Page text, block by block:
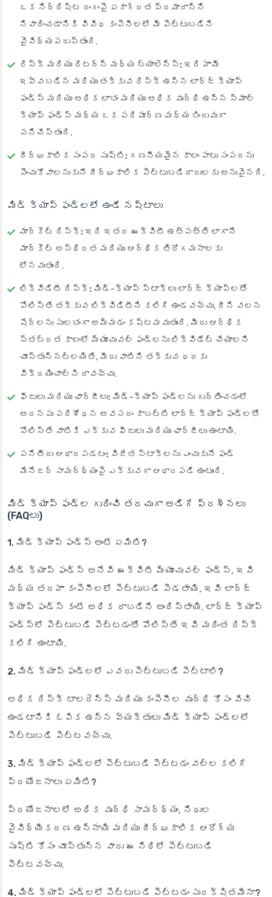
ఒక నిర్దిష్ట రంగంపై ఏకాగ్రత ప్రమాదాన్ని
నివారించడానికి వివిధ కంపెనీలలో మీ పెట్టుబడిని
వైవిధ్యపరుస్తుంది.
రిస్క్ మరియు రిటర్న్ మధ్య బ్యాలెన్స్: ఇది హామీ
ఇవ్వబడిన మరియు తక్కువ రిస్క్ ఉన్న లార్జ్ క్యాప్
ఫండ్స్ మరియు అధిక లాభం మరియు అధిక వృద్ధి ఉన్న స్మాల్
క్యాప్ ఫండ్స్ మధ్య ఒక పరిపూర్ణ మధ్య బిందువుగా
పనిచేస్తుంది.
దీర్ఘకాలిక సంపద సృష్టి: గణనీయమైన కాలం పాటు సంపదను
పెంచుకోవాలనుకునే దీర్ఘకాలిక పెట్టుబడిదారులకు అనువైనది.
మిడ్ క్యాప్ ఫండ్లలో ఉండే నష్టాలు
మార్కెట్ రిస్క్: ఇది ఇతర ఈక్విటీ ఉత్పత్తి లాగానే
మార్కెట్ అస్థిరత మరియు ఆర్థిక తిరోగమనాలకు
లోనవుతుంది.
లిక్విడిటీ రిస్క్: మిడ్-క్యాప్ స్టాక్‌లు లార్జ్ క్యాప్‌లతో
పోలిస్తే తక్కువ లిక్విడిటీని కలిగి ఉండవచ్చు, దీని వలన
షేర్లను సులభంగా అమ్మడం కష్టమవుతుంది. మీరు ఆర్థిక
స్తబ్దత కాలంలో మ్యూచువల్ ఫండ్లను లిక్విడేట్ చేయాలని
చూస్తున్నట్లయితే, మీరు వాటిని తక్కువ ధరకు
విక్రయించాల్సి రావచ్చు.
ఫీజులు మరియు ఛార్జీలు: మిడ్-క్యాప్ ఫండ్లను గుర్తించడంలో
అదనపు పరిశోధన అవసరం కాబట్టి లార్జ్ క్యాప్ ఫండ్లతో
పోలిస్తే వాటికి ఎక్కువ ఫీజులు మరియు ఛార్జీలు ఉంటాయి.
పనితీరు ఆధారపడటం: విజేత స్టాక్‌లను ఎంచుకునే ఫండ్
మేనేజర్ సామర్థ్యంపై ఎక్కువగా ఆధారపడి ఉంటుంది.
మిడ్ క్యాప్ ఫండ్ల గురించి తరచుగా అడిగే ప్రశ్నలు
(FAQలు)
1. మిడ్ క్యాప్ ఫండ్స్ అంటే ఏమిటి?
మిడ్ క్యాప్ ఫండ్స్ అనేవి ఈక్విటీ మ్యూచువల్ ఫండ్స్, ఇవి
మధ్య తరహా కంపెనీలలో పెట్టుబడి పెడతాయి, ఇవి లార్జ్
క్యాప్ ఫండ్స్ కంటే అధిక రాబడిని అందిస్తాయి. లార్జ్ క్యాప్
ఫండ్స్‌లో పెట్టుబడి పెట్టడంతో పోలిస్తే ఇవి మరింత రిస్క్
కలిగి ఉంటాయి.
2. మిడ్ క్యాప్ ఫండ్లలో ఎవరు పెట్టుబడి పెట్టాలి?
అధిక రిస్క్ టాలరెన్స్ మరియు కంపెనీల వృద్ధి కోసం వేచి
ఉండటానికి ఓపిక ఉన్న వ్యక్తులు మిడ్ క్యాప్ ఫండ్లలో
పెట్టుబడి పెట్టవచ్చు.
3. మిడ్ క్యాప్ ఫండ్లలో పెట్టుబడి పెట్టడం వల్ల కలిగే
ప్రయోజనాలు ఏమిటి?
ప్రయోజనాలలో అధిక వృద్ధి సామర్థ్యం, నిధుల
వైవిధ్యీకరణ ఉన్నాయి మరియు దీర్ఘకాలిక ఆరోగ్య
సృష్టి కోసం చూస్తున్న వారు ఈ నిధిలో పెట్టుబడి
పెట్టవచ్చు.
4. మిడ్ క్యాప్ ఫండ్లలో పెట్టుబడి పెట్టడం సురక్షితమేనా?